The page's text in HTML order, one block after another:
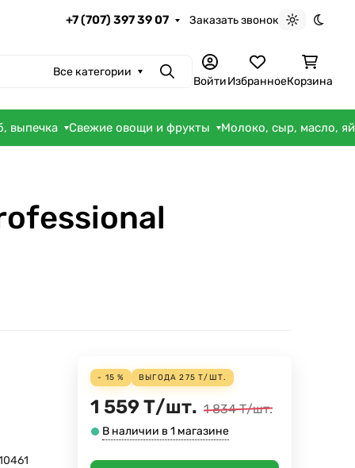
+7 (707) 397 39 07 Заказать звонок
Светлая
Все категории ПоискВойтиИзбранноеКорзина
выпечка Свежие овощи и фрукты Молоко, сыр, масло,
- 15 % ВЫГОДА275 Т/ШТ.
1 559Т/шт. 1 834 Т/шт.
В наличии в 1 магазине